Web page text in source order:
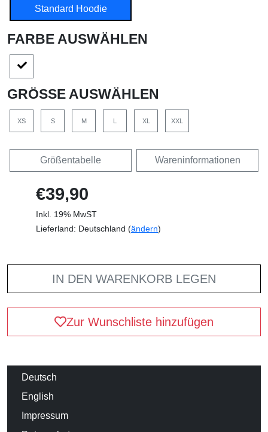
Standard Hoodie
FARBE AUSWÄHLEN
GRÖSSE AUSWÄHLEN
XS S M L XL XXL
Größentabelle Wareninformationen
€39,90
Inkl. 19% MwST
Lieferland: Deutschland (ändern)
IN DEN WARENKORB LEGEN
Zur Wunschliste hinzufügen
Deutsch
English
Impressum